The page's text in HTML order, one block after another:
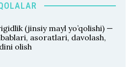
(jinsiy mayl yo’qolishi) —
asoratlari, davolash,
olish